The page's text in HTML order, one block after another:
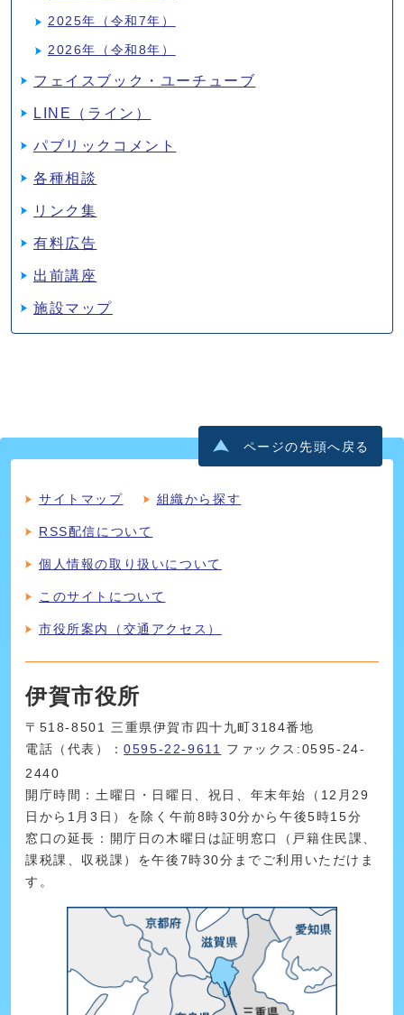
2025年（令和7年）
2026年（令和8年）
フェイスブック・ユーチューブ
LINE（ライン）
パブリックコメント
各種相談
リンク集
有料広告
出前講座
施設マップ
ページの先頭へ戻る
サイトマップ 組織から探す
RSS配信について
個人情報の取り扱いについて
このサイトについて
市役所案内（交通アクセス）
伊賀市役所
〒518-8501 三重県伊賀市四十九町3184番地
電話（代表）：0595-22-9611
ファックス:0595-24-
2440
開庁時間：土曜日・日曜日、祝日、年末年始（12月29
日から1月3日）を除く午前8時30分から午後5時15分
窓口の延長：開庁日の木曜日は証明窓口（戸籍住民課、
課税課、収税課）を午後7時30分までご利用いただけま
す。